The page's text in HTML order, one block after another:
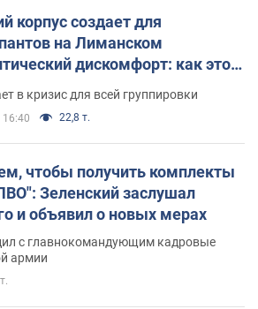
корпус создает для
на Лиманском
дискомфорт: как это
в кризис для всей группировки
22,8 т.
чтобы получить комплекты
Зеленский заслушал
и объявил о новых мерах
с главнокомандующим кадровые
армии